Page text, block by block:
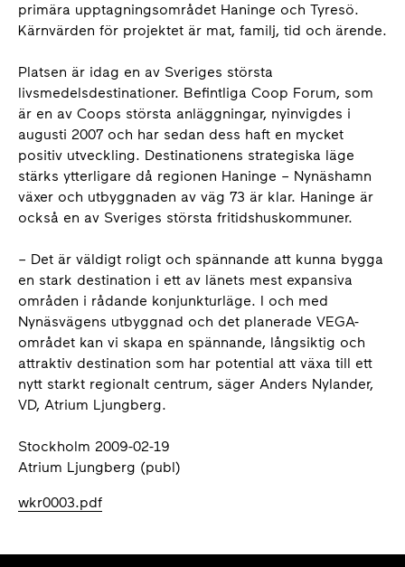
primära upptagningsområdet Haninge och Tyresö.
Kärnvärden för projektet är mat, familj, tid och ärende.
Platsen är idag en av Sveriges största
livsmedelsdestinationer. Befintliga Coop Forum, som
är en av Coops största anläggningar, nyinvigdes i
augusti 2007 och har sedan dess haft en mycket
positiv utveckling. Destinationens strategiska läge
stärks ytterligare då regionen Haninge – Nynäshamn
växer och utbyggnaden av väg 73 är klar. Haninge är
också en av Sveriges största fritidshuskommuner.
– Det är väldigt roligt och spännande att kunna bygga
en stark destination i ett av länets mest expansiva
områden i rådande konjunkturläge. I och med
Nynäsvägens utbyggnad och det planerade VEGA-
området kan vi skapa en spännande, långsiktig och
attraktiv destination som har potential att växa till ett
nytt starkt regionalt centrum, säger Anders Nylander,
VD, Atrium Ljungberg.
Stockholm 2009-02-19
Atrium Ljungberg (publ)
wkr0003.pdf